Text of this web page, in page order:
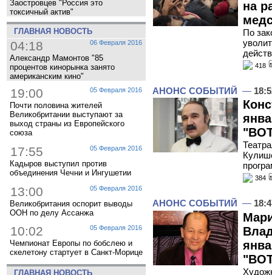
Заостровцев "Россия это
токсичный актив"
ГЛАВНАЯ НОВОСТЬ
06 Февраля 2016
04:18
Александр Мамонтов "85
процентов кинорынка занято
американским кино"
05 Февраля 2016
19:00
Почти половина жителей
Великобритании выступают за
выход страны из Европейского
союза
05 Февраля 2016
17:55
Кадыров выступил против
объединения Чечни и Ингушетии
05 Февраля 2016
13:00
Великобритания оспорит выводы
ООН по делу Ассанжа
05 Февраля 2016
10:02
Чемпионат Европы по бобслею и
скелетону стартует в Санкт-Морице
ГЛАВНАЯ НОВОСТЬ
на
По
418
АНОНС СОБЫТИЙ —
384
АНОНС СОБЫТИЙ —